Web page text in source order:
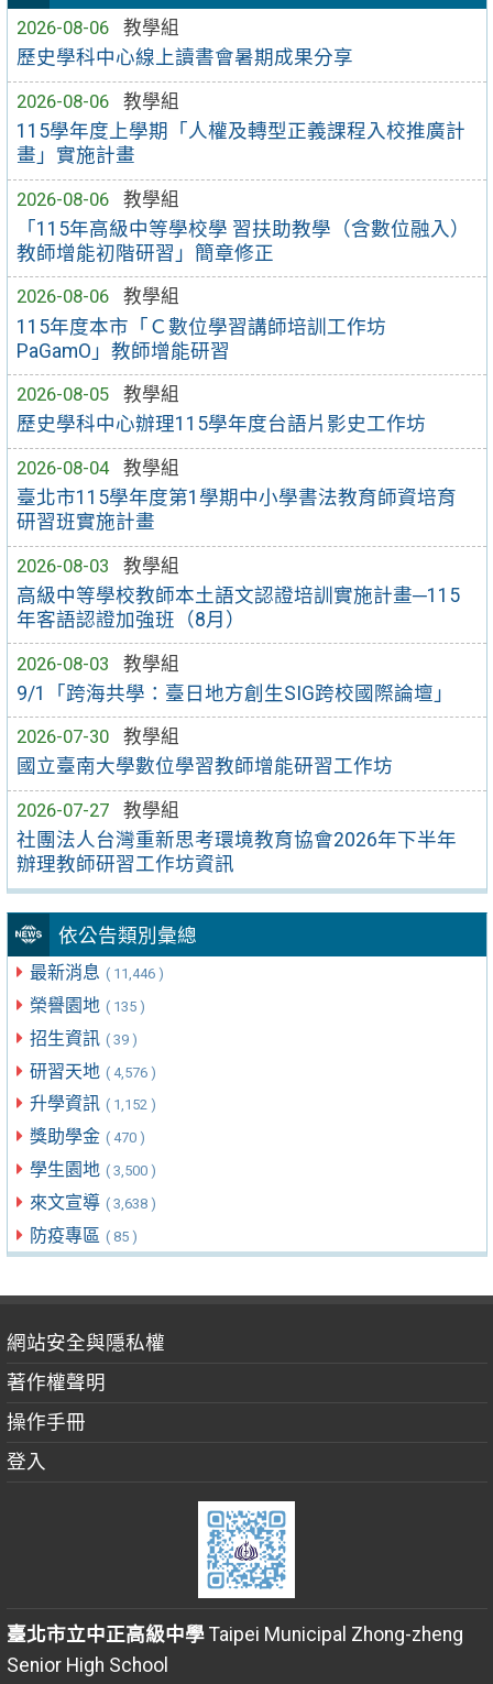
2026-08-06
教學組
歷史學科中心線上讀書會暑期成果分享
2026-08-06
教學組
115學年度上學期「人權及轉型正義課程入校推廣計
畫」實施計畫
2026-08-06
教學組
「115年高級中等學校學 習扶助教學（含數位融入）
教師增能初階研習」簡章修正
2026-08-06
教學組
115年度本市「Ｃ數位學習講師培訓工作坊
PaGamO」教師增能研習
2026-08-05
教學組
歷史學科中心辦理115學年度台語片影史工作坊
2026-08-04
教學組
臺北市115學年度第1學期中小學書法教育師資培育
研習班實施計畫
2026-08-03
教學組
高級中等學校教師本土語文認證培訓實施計畫─115
年客語認證加強班（8月）
2026-08-03
教學組
9/1「跨海共學：臺日地方創生SIG跨校國際論壇」
2026-07-30
教學組
國立臺南大學數位學習教師增能研習工作坊
2026-07-27
教學組
社團法人台灣重新思考環境教育協會2026年下半年
辦理教師研習工作坊資訊
依公告類別彙總
最新消息 ( 11,446 )
榮譽園地 ( 135 )
招生資訊 ( 39 )
研習天地 ( 4,576 )
升學資訊 ( 1,152 )
獎助學金 ( 470 )
學生園地 ( 3,500 )
來文宣導 ( 3,638 )
防疫專區 ( 85 )
網站安全與隱私權
著作權聲明
操作手冊
登入
臺北市立中正高級中學Taipei Municipal Zhong-zheng
Senior High School